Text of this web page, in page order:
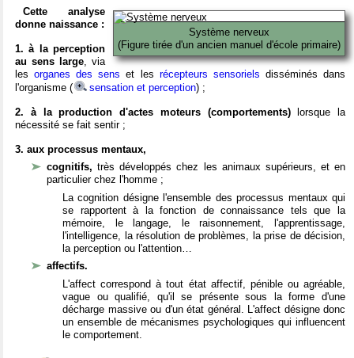
Système nerveux
(Figure tirée d'un ancien manuel d'école primaire)
Cette analyse
donne naissance :
1. à la perception
au sens large, via
lesorganes des sens et les récepteurs sensoriels disséminés dans
l'organisme (
sensation et perception) ;
2. à la production d'actes moteurs (comportements)lorsque la
nécessité se fait sentir ;
3. aux processus mentaux,
cognitifs,très développés chez les animaux supérieurs, et en
particulier chez l'homme ;
La cognition désigne l'ensemble des processus mentaux qui
se rapportent à la fonction de connaissance tels que la
mémoire, le langage, le raisonnement, l'apprentissage,
l'intelligence, la résolution de problèmes, la prise de décision,
la perception ou l'attention…
affectifs.
L'affect correspond à tout état affectif, pénible ou agréable,
vague ou qualifié, qu'il se présente sous la forme d'une
décharge massive ou d'un état général. L'affect désigne donc
un ensemble de mécanismes psychologiques qui influencent
le comportement.